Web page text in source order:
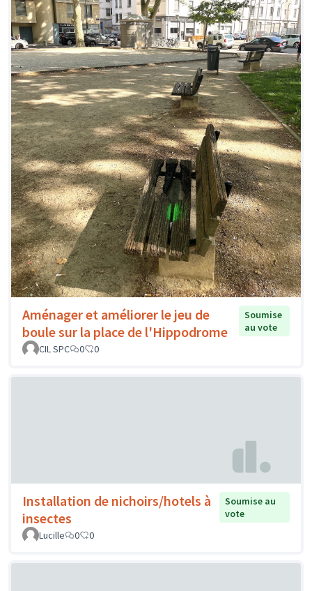
Aménager et améliorer le jeu de
boule sur la place de l'Hippodrome
Soumise
au vote
CIL SPC
0 0
Installation de nichoirs/hotels à
insectes
Soumise au
vote
Lucille
0 0